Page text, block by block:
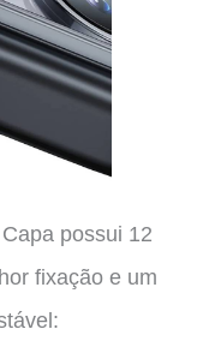
possui 12
fixação e um